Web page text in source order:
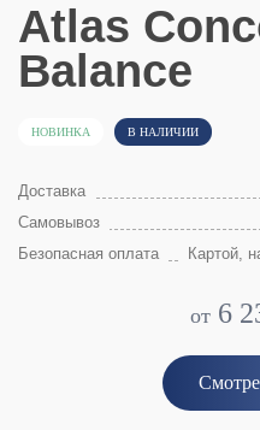
Atlas
Balance
НОВИНКА В НАЛИЧИИ
Доставка
Самовывоз
Безопасная оплата
Картой,
от 6